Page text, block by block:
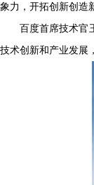
象力，开拓创新创造
百度首席技术官
技术创新和产业发展